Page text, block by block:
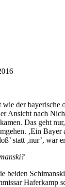
der bayerische
Ansicht nach
Das geht
‚Ein
statt ‚nur’, war
beiden
Haferkamp